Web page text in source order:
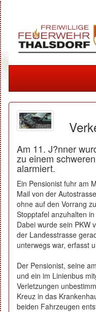
Am 11. J?nner
zu einem
alarmiert.
Ein Pensionist fuhr am
Mail von der
ohne auf den Vorrang
Stopptafel anzuhalten
Dabei wurde sein PKW
der Landesstrasse
unterwegs war, erfasst
Der Pensionist, seine
und ein im Linienbus
Verletzungen
Kreuz in das
beiden Fahrzeugen